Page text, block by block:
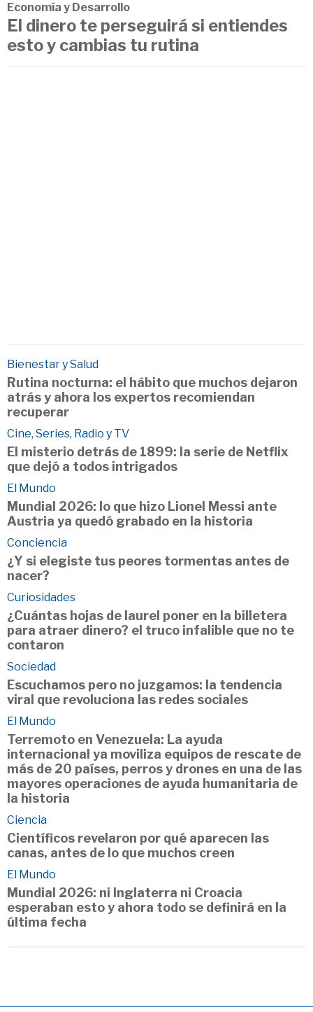
Economía y Desarrollo
El dinero te perseguirá si entiendes
esto y cambias tu rutina
Bienestar y Salud
Rutina nocturna: el hábito que muchos dejaron
atrás y ahora los expertos recomiendan
recuperar
Cine, Series, Radio y TV
El misterio detrás de 1899: la serie de Netflix
que dejó a todos intrigados
El Mundo
Mundial 2026: lo que hizo Lionel Messi ante
Austria ya quedó grabado en la historia
Conciencia
¿Y si elegiste tus peores tormentas antes de
nacer?
Curiosidades
¿Cuántas hojas de laurel poner en la billetera
para atraer dinero? el truco infalible que no te
contaron
Sociedad
Escuchamos pero no juzgamos: la tendencia
viral que revoluciona las redes sociales
El Mundo
Terremoto en Venezuela: La ayuda
internacional ya moviliza equipos de rescate de
más de 20 países, perros y drones en una de las
mayores operaciones de ayuda humanitaria de
la historia
Ciencia
Científicos revelaron por qué aparecen las
canas, antes de lo que muchos creen
El Mundo
Mundial 2026: ni Inglaterra ni Croacia
esperaban esto y ahora todo se definirá en la
última fecha